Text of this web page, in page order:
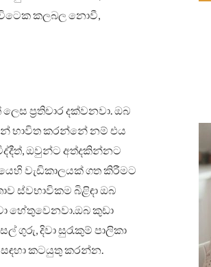
කලබල නොවී,
ප්‍රතිචාර දක්වනවා. ඔබ
භාවිත කරන්නේ නම් එය
ඔවුන්ට අත්දකින්නට
වැඩිකාලයක් ගත කිරීමට
ස්වභාවිකම බිළිඳා ඔබ
හේතුවෙනවා.ඔබ කුඩා
ගුරු, දිවා සුරැකුම් පාලිකා
කටයුතු කරන්න.